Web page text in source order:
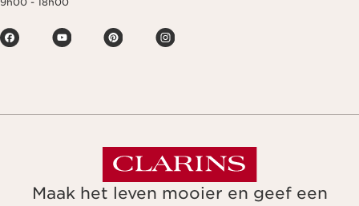
Maak het leven mooier en geef een